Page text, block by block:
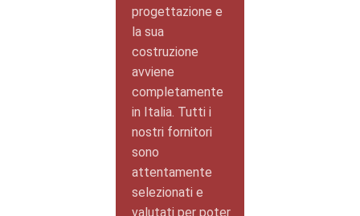
progettazione e
la sua
costruzione
avviene
completamente
in Italia. Tutti i
nostri fornitori
sono
attentamente
selezionati e
valutati per poter